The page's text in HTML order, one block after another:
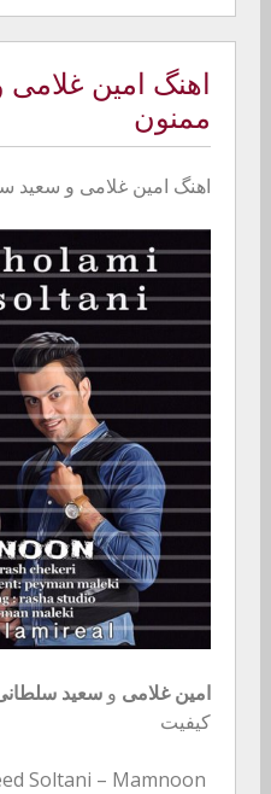
اهنگ امین
ممنون
اهنگ امین غلامی و سعید
امین غلامی و سعید
کیفیت